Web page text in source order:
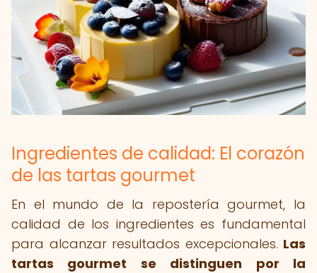
Ingredientes de calidad: El corazón
de las tartas gourmet
En el mundo de la repostería gourmet, la
calidad de los ingredientes es fundamental
para alcanzar resultados excepcionales. Las
tartas gourmet se distinguen por la